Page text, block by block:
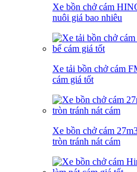
Xe bồn chở cám
nuôi giá bao nhiêu
Xe tải bồn chở cám
cám giá tốt
Xe bồn chở cám
tròn tránh nát cám